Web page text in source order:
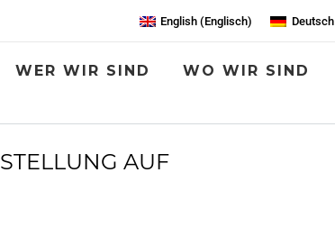
English (Englisch) Deutsch
WER WIR SIND WO WIR SIND
AUF